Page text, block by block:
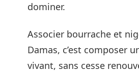
dominer.
Associer bourrache et
Damas, c’est composer
vivant, sans cesse